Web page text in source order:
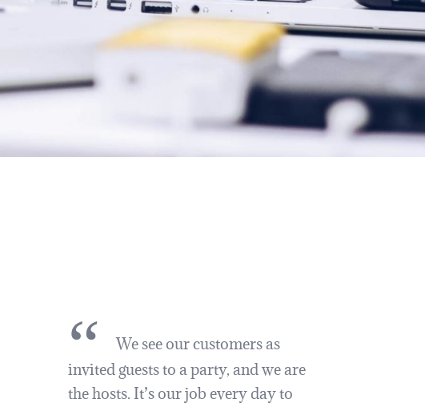
“
We see our customers as
invited guests to a party, and we are
the hosts. It’s our job every day to